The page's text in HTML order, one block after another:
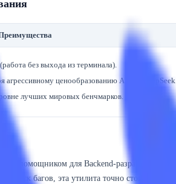
без выхода из терминала).
агрессивному ценообразованию API от
лучших мировых бенчмарков.
помощником для Backend-
поиск багов, эта утилита точно стоит